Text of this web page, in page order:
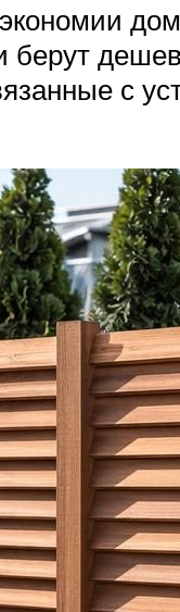
берут
с